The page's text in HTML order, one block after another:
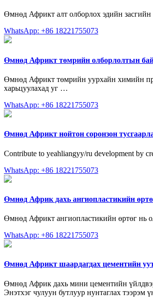
Өмнөд Африкт алт олборлох эдийн засгийн
WhatsApp: +86 18221755073
Өмнөд Африкт төмрийн олборлолтын
Өмнөд Африкт төмрийн уурхайн химийн
харьцуулахад уг …
WhatsApp: +86 18221755073
Өмнөд Африкт нойтон соронзон
Contribute to yeahliangyy/ru development by
WhatsApp: +86 18221755073
Өмнөд Африк дахь ангиопластикийн
Өмнөд Африкт ангиопластикийн өртөг нь
WhatsApp: +86 18221755073
Өмнөд Африкт шаардагдах цементийн
Өмнөд Африк дахь мини цементийн
Энэтхэг чулуун бутлуур нунтаглах тээрэм